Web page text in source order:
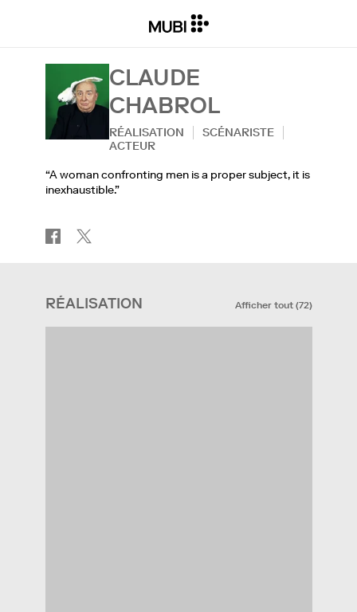
CLAUDE
CHABROL
RÉALISATION
SCÉNARISTE
ACTEUR
“A woman confronting men is a proper subject, it is
inexhaustible.”
RÉALISATION Afficher tout(72)